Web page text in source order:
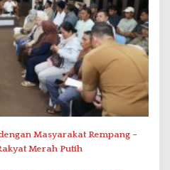
Masyarakat Rempang –
Merah Putih